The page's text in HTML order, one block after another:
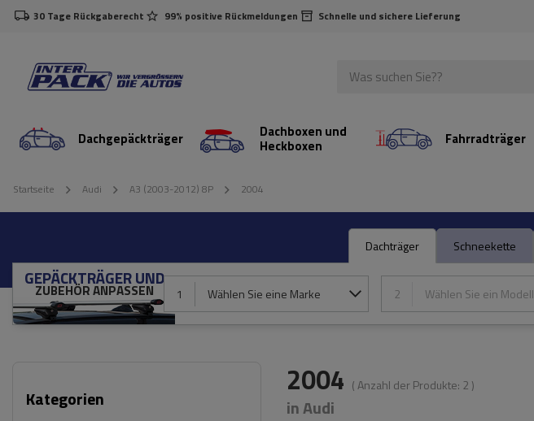
30 Tage Rückgaberecht 99% positive Rückmeldungen Schnelle und sichere Lieferung
Dachgepäckträger Dachboxen und
Heckboxen Fahrradträger
Startseite Audi A3 (2003-2012) 8P 2004
Dachträger Schneekette
GEPÄCKTRÄGER UND
ZUBEHÖR ANPASSEN 1 Wählen Sie eine Marke 2 Wählen Sie ein Modell
Kategorien 2004 ( Anzahl der Produkte: 2 )
in Audi